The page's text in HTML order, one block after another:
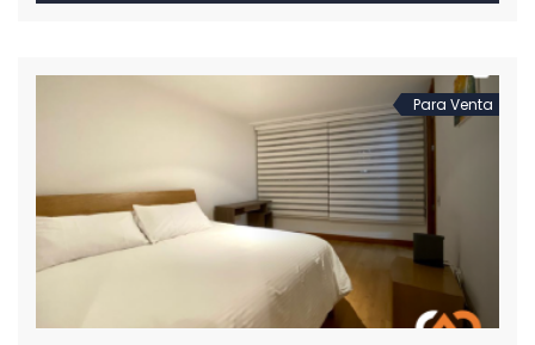
Para Venta